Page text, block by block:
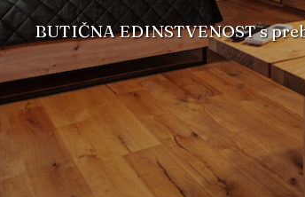
BUTIČNA EDINSTVENOST s